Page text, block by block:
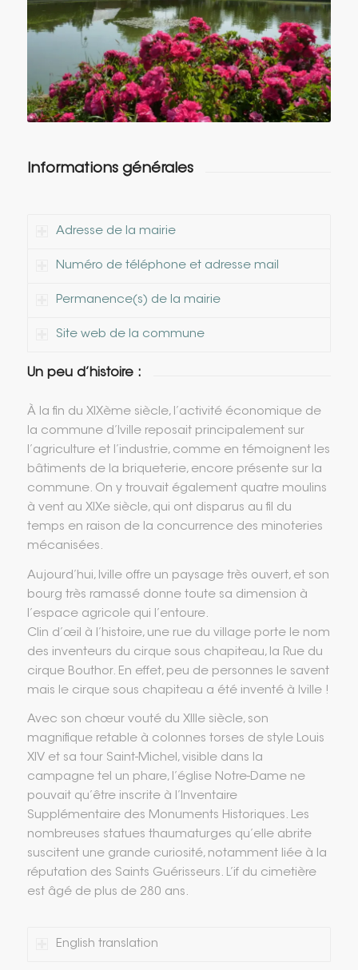
Informations générales
Adresse de la mairie
Numéro de téléphone et adresse mail
Permanence(s) de la mairie
Site web de la commune
Un peu d’histoire :
À la fin du XIXème siècle, l’activité économique de
la commune d’Iville reposait principalement sur
l’agriculture et l’industrie, comme en témoignent les
bâtiments de la briqueterie, encore présente sur la
commune. On y trouvait également quatre moulins
à vent au XIXe siècle, qui ont disparus au fil du
temps en raison de la concurrence des minoteries
mécanisées.
Aujourd’hui, Iville offre un paysage très ouvert, et son
bourg très ramassé donne toute sa dimension à
l’espace agricole qui l’entoure.
Clin d’œil à l’histoire, une rue du village porte le nom
des inventeurs du cirque sous chapiteau, la Rue du
cirque Bouthor. En effet, peu de personnes le savent
mais le cirque sous chapiteau a été inventé à Iville !
Avec son chœur vouté du XIIIe siècle, son
magnifique retable à colonnes torses de style Louis
XIV et sa tour Saint-Michel, visible dans la
campagne tel un phare, l’église Notre-Dame ne
pouvait qu’être inscrite à l’Inventaire
Supplémentaire des Monuments Historiques. Les
nombreuses statues thaumaturges qu’elle abrite
suscitent une grande curiosité, notamment liée à la
réputation des Saints Guérisseurs. L’if du cimetière
est âgé de plus de 280 ans.
English translation